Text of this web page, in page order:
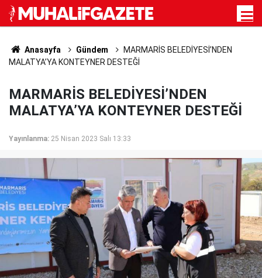
Anasayfa Gündem
MARMARİS BELEDİYESİ’NDEN
MALATYA’YA KONTEYNER DESTEĞİ
MARMARİS BELEDİYESİ’NDEN
MALATYA’YA KONTEYNER DESTEĞİ
Yayınlanma: 25 Nisan 2023 Salı 13:33